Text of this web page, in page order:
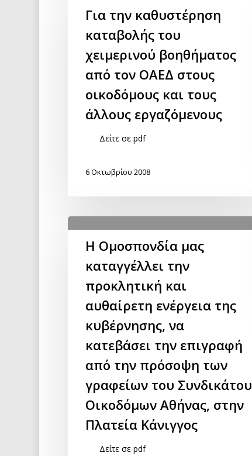
Για την καθυστέρηση
καταβολής του
χειμερινού βοηθήματος
από τον ΟΑΕΔ στους
οικοδόμους και τους
άλλους εργαζόμενους
Δείτε σε pdf
6 Οκτωβρίου 2008
Η Ομοσπονδία μας
καταγγέλλει την
προκλητική και
αυθαίρετη ενέργεια της
κυβέρνησης, να
κατεβάσει την επιγραφή
από την πρόσοψη των
γραφείων του Συνδικάτου
Οικοδόμων Αθήνας, στην
Πλατεία Κάνιγγος
Δείτε σε pdf